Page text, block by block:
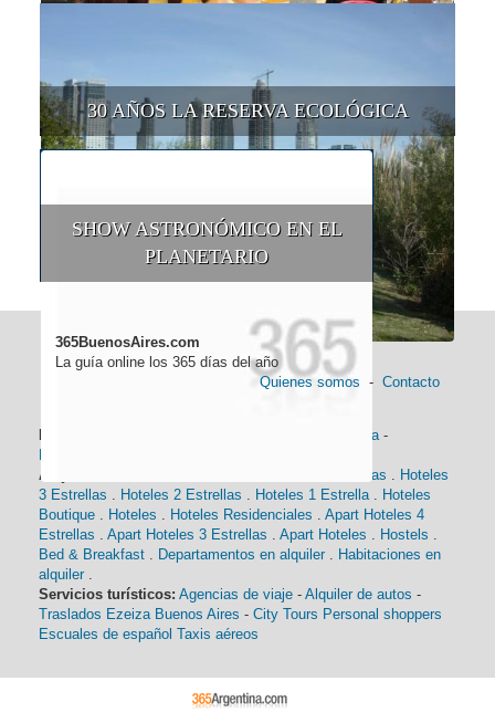
30 AÑOS LA RESERVA ECOLÓGICA
SHOW ASTRONÓMICO EN EL
PLANETARIO
365BuenosAires.com
La guía online los 365 días del año
Quienes somos - Contacto
Historia-
Alojamiento:
Hoteles 4 Estrellas . Hoteles
3 Estrellas . Hoteles 2 Estrellas . Hoteles 1 Estrella. Hoteles
Boutique . Hoteles . Hoteles Residenciales . Apart Hoteles 4
Estrellas . Apart Hoteles 3 Estrellas . Apart Hoteles . Hostels .
Bed & Breakfast . Departamentos en alquiler . Habitaciones en
alquiler .
Servicios turísticos: Agencias de viaje - Alquiler de autos -
Traslados Ezeiza Buenos Aires - City Tours Personal shoppers
Escuales de español Taxis aéreos